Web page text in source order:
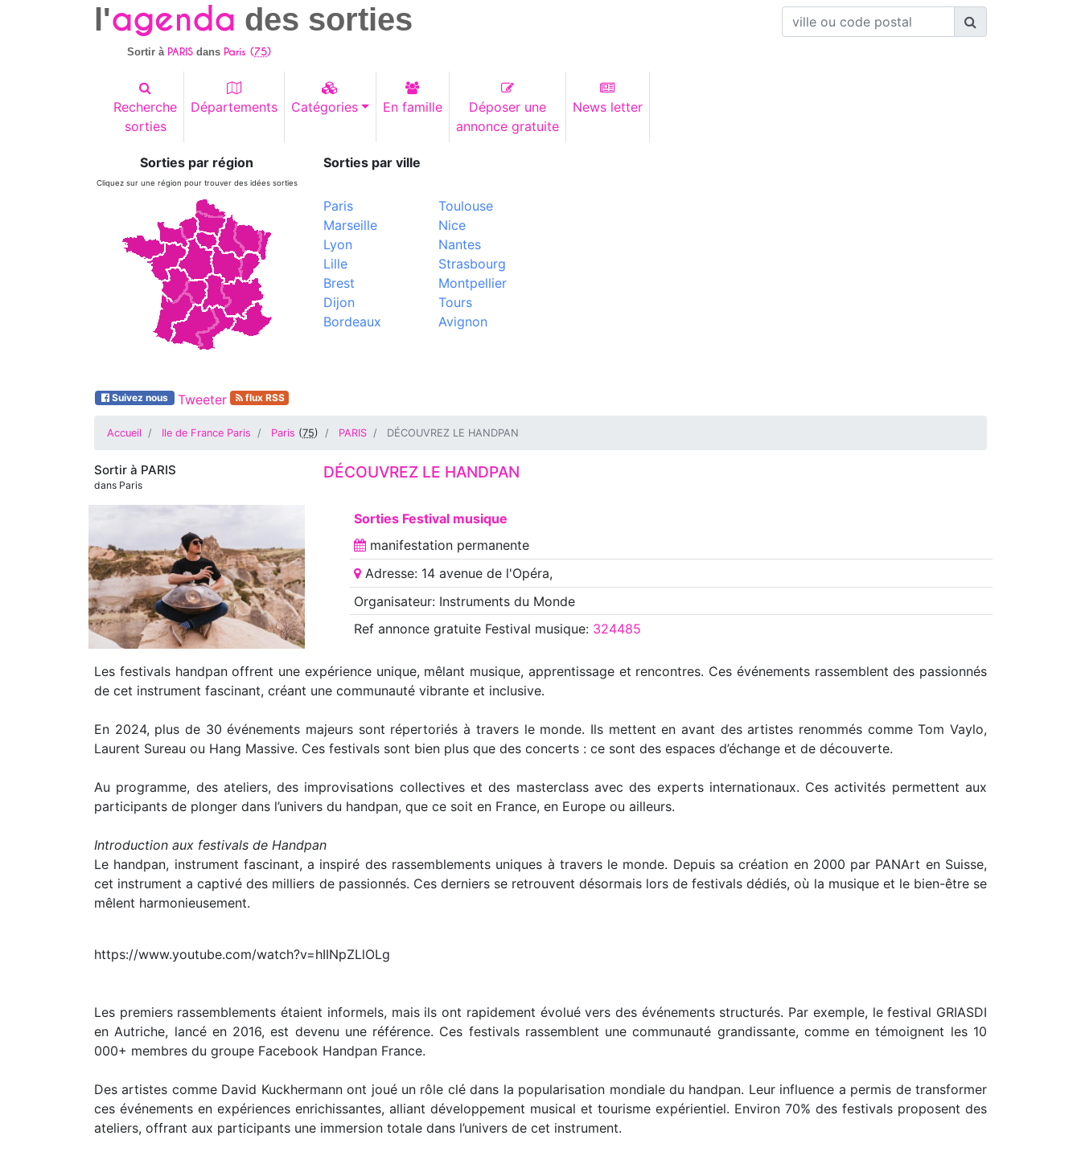
l'agenda des sorties
Sortir à PARIS dans Paris (75)
Recherche
sorties
Départements Catégories En famille
Déposer une
annonce gratuite
News letter
Sorties par région
Cliquez sur une région pour trouver des idées sorties
Sorties par ville
Paris
Marseille
Lyon
Lille
Brest
Dijon
Bordeaux
Toulouse
Nice
Nantes
Strasbourg
Montpellier
Tours
Avignon
Suivez nous Tweeter flux RSS
Accueil Ile de France Paris Paris (75) PARIS DÉCOUVREZ LE HANDPAN
Sortir à PARIS
dans Paris
DÉCOUVREZ LE HANDPAN
Sorties Festival musique
manifestation permanente
Adresse: 14 avenue de l'Opéra,
Organisateur: Instruments du Monde
Ref annoncegratuite Festival musique: 324485
Les festivals handpan offrent une expérience unique, mêlant musique, apprentissage et rencontres. Ces événements rassemblent des passionnés
de cet instrument fascinant, créant une communauté vibrante et inclusive.
En 2024, plus de 30 événements majeurs sont répertoriés à travers le monde. Ils mettent en avant des artistes renommés comme Tom Vaylo,
Laurent Sureau ou Hang Massive. Ces festivals sont bien plus que des concerts : ce sont des espaces d’échange et de découverte.
Au programme, des ateliers, des improvisations collectives et des masterclass avec des experts internationaux. Ces activités permettent aux
participants de plonger dans l’univers du handpan, que ce soit en France, en Europe ou ailleurs.
Introduction aux festivals de Handpan
Le handpan, instrument fascinant, a inspiré des rassemblements uniques à travers le monde. Depuis sa création en 2000 par PANArt en Suisse,
cet instrument a captivé des milliers de passionnés. Ces derniers se retrouvent désormais lors de festivals dédiés, où la musique et le bien-être se
mêlent harmonieusement.
https://www.youtube.com/watch?v=hIINpZLlOLg
Les premiers rassemblements étaient informels, mais ils ont rapidement évolué vers des événements structurés. Par exemple, le festival GRIASDI
en Autriche, lancé en 2016, est devenu une référence. Ces festivals rassemblent une communauté grandissante, comme en témoignent les 10
000+ membres du groupe Facebook Handpan France.
Des artistes comme David Kuckhermann ont joué un rôle clé dans la popularisation mondiale du handpan. Leur influence a permis de transformer
ces événements en expériences enrichissantes, alliant développement musical et tourisme expérientiel. Environ 70% des festivals proposent des
ateliers, offrant aux participants une immersion totale dans l’univers de cet instrument.